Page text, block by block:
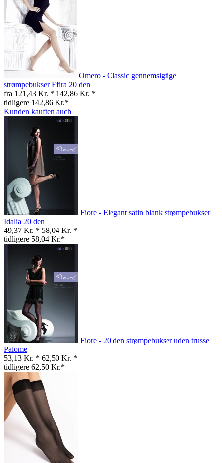
Omero - Classic gennemsigtige
strømpebukser Efira 20 den
fra 121,43 Kr. * 142,86 Kr. *
tidligere 142,86 Kr.*
Kunden kauften auch
Fiore - Elegant satin blank strømpebukser
Idalia 20 den
49,37 Kr. * 58,04 Kr. *
tidligere 58,04 Kr.*
Fiore - 20 den strømpebukser uden trusse
Palome
53,13 Kr. * 62,50 Kr. *
tidligere 62,50 Kr.*